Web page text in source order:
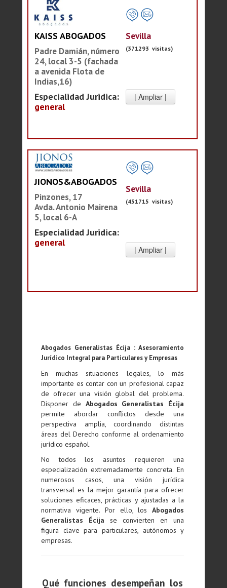
KAISS ABOGADOS
Padre Damián, número
24, local 3-5 (fachada
a avenida Flota de
Indias,16)
Especialidad Juridica:
general
Sevilla
(371293 visitas)
JIONOS&ABOGADOS
Pinzones, 17
Avda. Antonio Mairena
5, local 6-A
Especialidad Juridica:
general
Sevilla
(451715 visitas)
Abogados Generalistas Écija : Asesoramiento
Jurídico Integral para Particulares y Empresas
En muchas situaciones legales, lo más
importante es contar con un profesional capaz
de ofrecer una visión global del problema.
Disponer de Abogados Generalistas Écija
permite abordar conflictos desde una
perspectiva amplia, coordinando distintas
áreas del Derecho conforme al ordenamiento
jurídico español.
No todos los asuntos requieren una
especialización extremadamente concreta. En
numerosos casos, una visión jurídica
transversal es la mejor garantía para ofrecer
soluciones eficaces, prácticas y ajustadas a la
normativa vigente. Por ello, losAbogados
Generalistas Écija se convierten en una
figura clave para particulares, autónomos y
empresas.
Qué funciones desempeñan los